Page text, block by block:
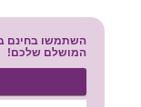
מה שכולם שואלים
צור קשר
שירות אישי בקליק
השתמשו בחינם
המושלם שלכם!